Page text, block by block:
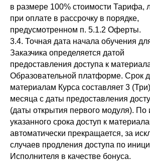
в размере 100% стоимости Тарифа,
при оплате в рассрочку в порядке,
предусмотренном п. 5.1.2 Оферты.
3.4. Точная дата начала обучения
Заказчика определяется датой
предоставления доступа к
Образовательной платформе. Срок
материалам Курса составляет 3
месяца с даты предоставления
(даты открытия первого модуля). По
указанного срока доступ к
автоматически прекращается, за
случаев продления доступа по
Исполнителя в качестве бонуса.